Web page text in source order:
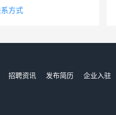
等业务。欲求兼职会计工
方式
招聘资讯 发布简历 企业入驻